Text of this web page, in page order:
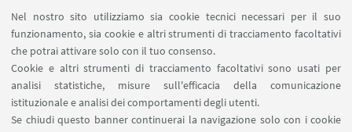
Nel nostro sito utilizziamo sia cookie tecnici necessari per il suo
funzionamento, sia cookie e altri strumenti di tracciamento facoltativi
che potrai attivare solo con il tuo consenso.
Cookie e altri strumenti di tracciamento facoltativi sono usati per
analisi statistiche, misure sull'efficacia della comunicazione
istituzionale e analisi dei comportamenti degli utenti.
Se chiudi questo banner continuerai la navigazione solo con i cookie
Area riservata
Prenotazione risorse
SEGUI IL DIPARTIMENTO SU: